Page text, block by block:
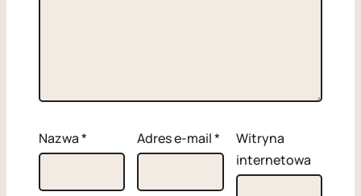
Nazwa* Adres e-mail*
Witryna
internetowa